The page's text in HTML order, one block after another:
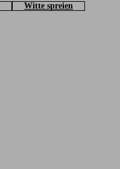
Witte spreien